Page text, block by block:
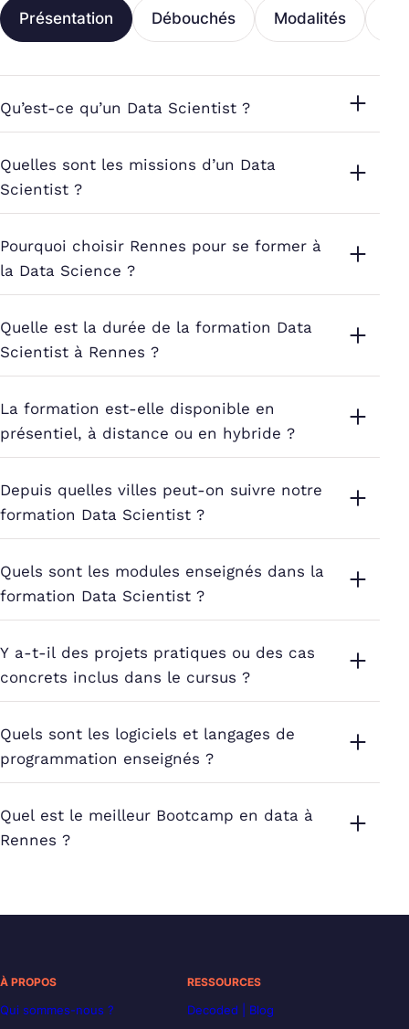
Présentation Débouchés Modalités
Qu’est-ce qu’un Data Scientist ?
Quelles sont les missions d’un Data
Scientist ?
Pourquoi choisir Rennes pour se former à
la Data Science ?
Quelle est la durée de la formation Data
Scientist à Rennes ?
La formation est-elle disponible en
présentiel, à distance ou en hybride ?
Depuis quelles villes peut-on suivre notre
formation Data Scientist ?
Quels sont les modules enseignés dans la
formation Data Scientist ?
Y a-t-il des projets pratiques ou des cas
concrets inclus dans le cursus ?
Quels sont les logiciels et langages de
programmation enseignés ?
Quel est le meilleur Bootcamp en data à
Rennes ?
À PROPOS
Qui sommes-nous ?
RESSOURCES
Decoded | Blog